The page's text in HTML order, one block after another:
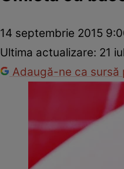
Mâncăruri rapide Rețete cu
14 septembrie 2015
Ultima actualizare: 21
Adaugă-ne ca sursă